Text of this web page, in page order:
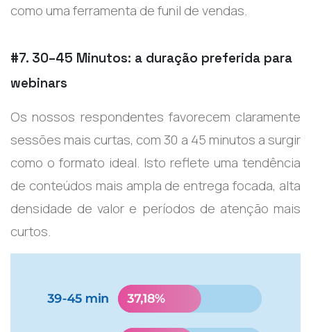
como uma ferramenta de funil de vendas.
#7. 30–45 Minutos: a duração preferida para
webinars
Os nossos respondentes favorecem claramente
sessões mais curtas, com 30 a 45 minutos a surgir
como o formato ideal. Isto reflete uma tendência
de conteúdos mais ampla de entrega focada, alta
densidade de valor e períodos de atenção mais
curtos.